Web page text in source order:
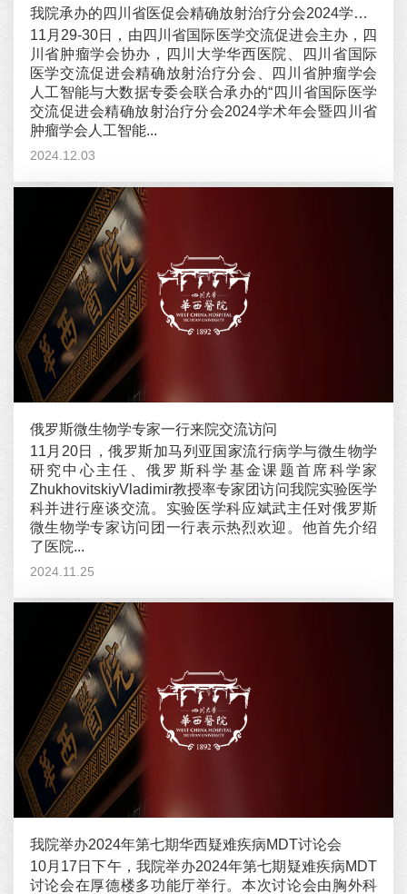
我院承办的四川省医促会精确放射治疗分会2024学术年会召开
11月29-30日，由四川省国际医学交流促进会主办，四
川省肿瘤学会协办，四川大学华西医院、四川省国际
医学交流促进会精确放射治疗分会、四川省肿瘤学会
人工智能与大数据专委会联合承办的“四川省国际医学
交流促进会精确放射治疗分会2024学术年会暨四川省
肿瘤学会人工智能...
2024.12.03
俄罗斯微生物学专家一行来院交流访问
11月20日，俄罗斯加马列亚国家流行病学与微生物学
研究中心主任、俄罗斯科学基金课题首席科学家
ZhukhovitskiyVladimir教授率专家团访问我院实验医学
科并进行座谈交流。实验医学科应斌武主任对俄罗斯
微生物学专家访问团一行表示热烈欢迎。他首先介绍
了医院...
2024.11.25
我院举办2024年第七期华西疑难疾病MDT讨论会
10月17日下午，我院举办2024年第七期疑难疾病MDT
讨论会在厚德楼多功能厅举行。本次讨论会由胸外科